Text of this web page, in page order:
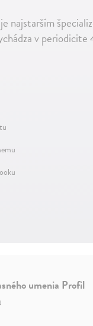
najstarším
v periodicite
umenia Profil